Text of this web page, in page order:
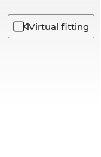
Virtual fitting